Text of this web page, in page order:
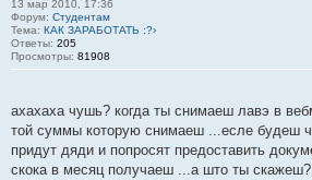
13 мар 2010, 17:36
Форум: Студентам
Тема: КАК ЗАРАБОТАТЬ :?›
Ответы: 205
Просмотры: 81908
ахахаха чушь? когда ты снимаеш лавэ в
той суммы которую снимаеш ...есле будеш
придут дяди и попросят предоставить
скока в месяц получаеш ...а што ты